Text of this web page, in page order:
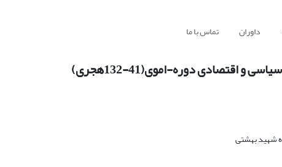
داوران تماس با ما
دوره-اموی(41-132هجری)
شهید بهشتی